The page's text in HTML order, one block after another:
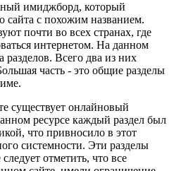
имиджборд, который
сайта с похожим названием.
почти во всех странах, где
интернетом. На данном
разделов. Всего два из них
часть - это общие разделы
существует онлайновый
ресурсе каждый раздел был
что привносило в этот
системности. Эти разделы
отметить, что все